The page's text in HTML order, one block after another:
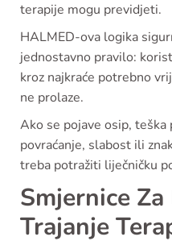
terapije mogu previdjeti.
HALMED-ova logika
jednostavno pravilo:
kroz najkraće potrebno
ne prolaze.
Ako se pojave osip,
povraćanje, slabost ili
treba potražiti liječničku
Smjernice
Trajanje